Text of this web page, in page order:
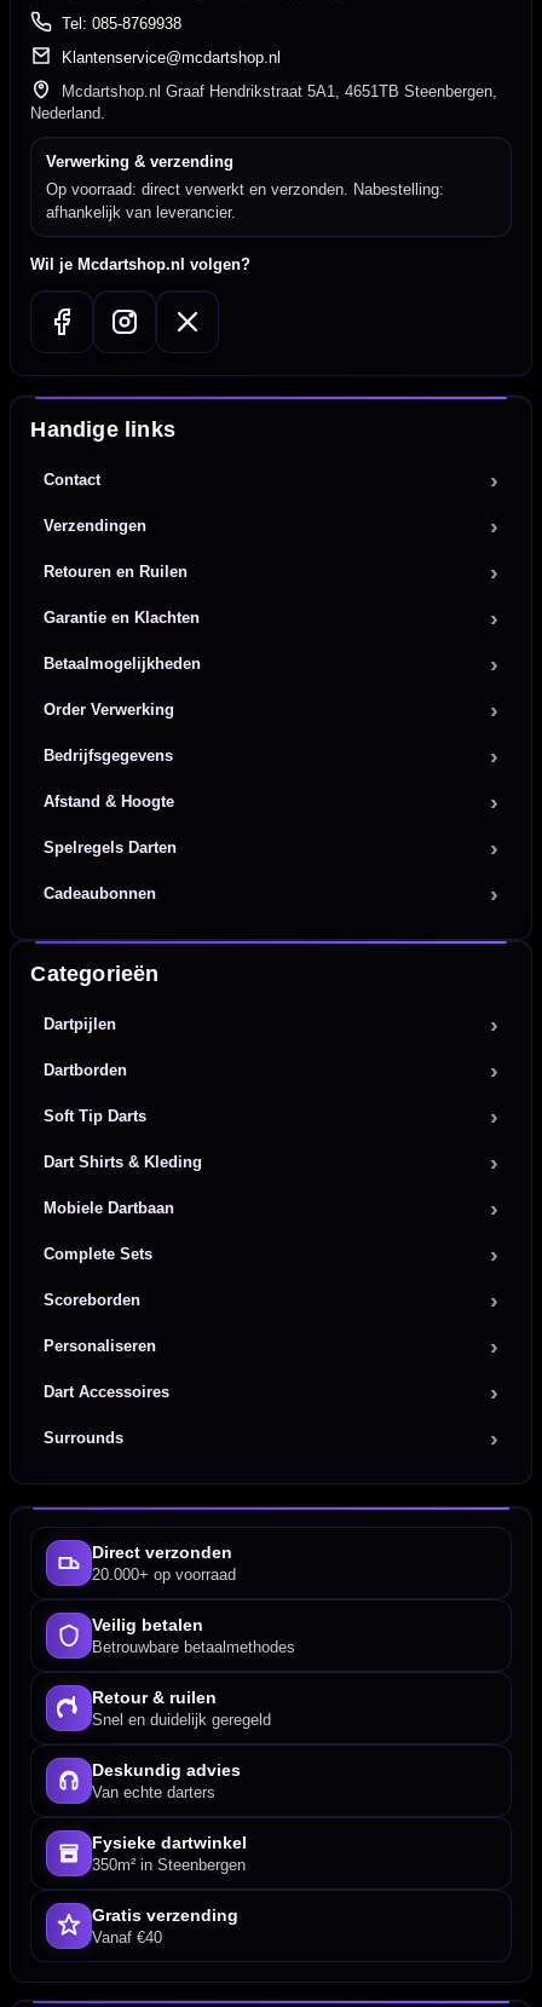
Tel: 085-8769938
Klantenservice@mcdartshop.nl
Mcdartshop.nl Graaf Hendrikstraat 5A1, 4651TB Steenbergen,
Nederland.
Verwerking & verzending
Op voorraad: direct verwerkt en verzonden. Nabestelling:
afhankelijk van leverancier.
Wil je Mcdartshop.nl volgen?
Handige links
Contact
Verzendingen
Retouren en Ruilen
Garantie en Klachten
Betaalmogelijkheden
Order Verwerking
Bedrijfsgegevens
Afstand & Hoogte
Spelregels Darten
Cadeaubonnen
Categorieën
Dartpijlen
Dartborden
Soft Tip Darts
Dart Shirts & Kleding
Mobiele Dartbaan
Complete Sets
Scoreborden
Personaliseren
Dart Accessoires
Surrounds
Direct verzonden
20.000+ op voorraad
Veilig betalen
Betrouwbare betaalmethodes
Retour & ruilen
Snel en duidelijk geregeld
Deskundig advies
Van echte darters
Fysieke dartwinkel
350m² in Steenbergen
Gratis verzending
Vanaf €40